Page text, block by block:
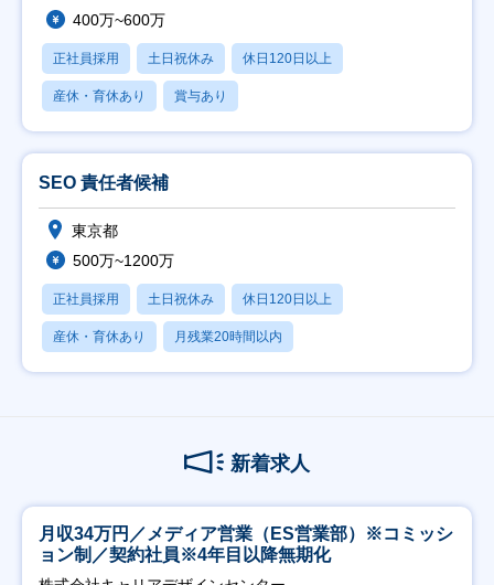
400万~600万
正社員採用 土日祝休み 休日120日以上
産休・育休あり 賞与あり
SEO 責任者候補
東京都
500万~1200万
正社員採用 土日祝休み 休日120日以上
産休・育休あり 月残業20時間以内
新着求人
月収34万円／メディア営業（ES営業部）※コミッシ
ョン制／契約社員※4年目以降無期化